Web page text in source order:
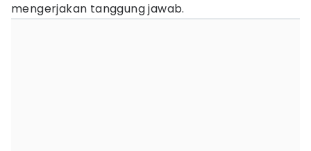
mengerjakan tanggung jawab.